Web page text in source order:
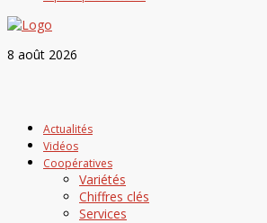
8 août 2026
Actualités
Vidéos
Coopératives
Variétés
Chiffres clés
Services